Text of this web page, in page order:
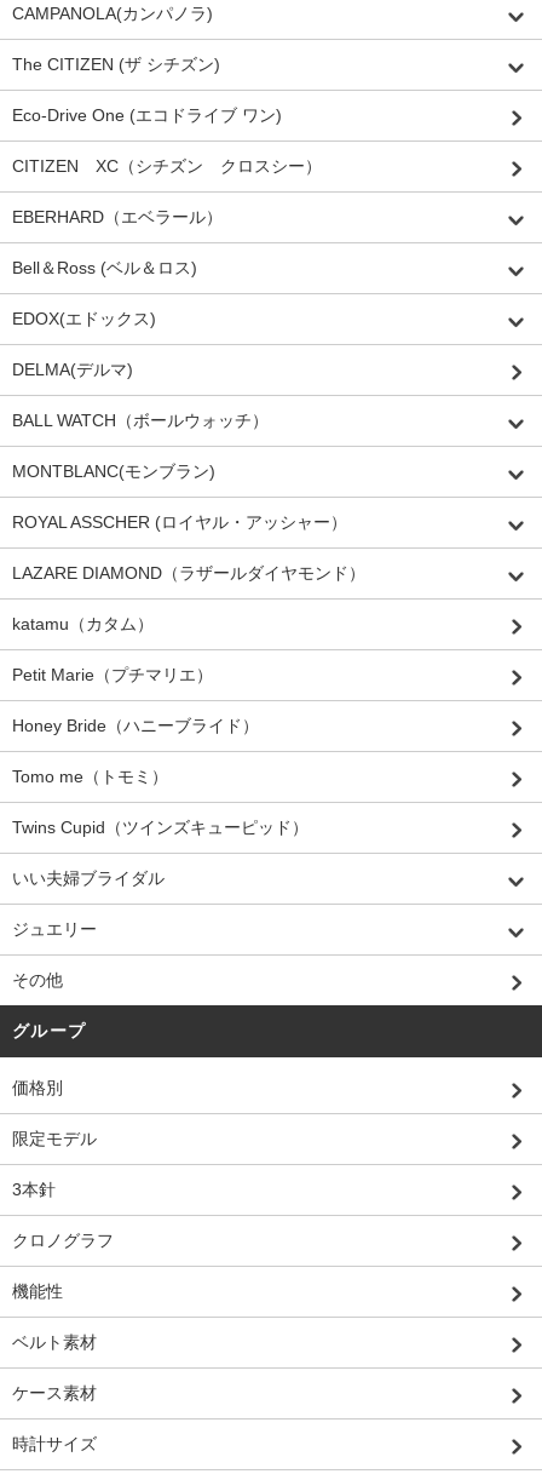
CAMPANOLA(カンパノラ)
The CITIZEN (ザ シチズン)
Eco-Drive One (エコドライブ ワン)
CITIZEN XC（シチズン クロスシー）
EBERHARD（エベラール）
Bell＆Ross (ベル＆ロス)
EDOX(エドックス)
DELMA(デルマ)
BALL WATCH（ボールウォッチ）
MONTBLANC(モンブラン)
ROYAL ASSCHER (ロイヤル・アッシャー）
LAZARE DIAMOND（ラザールダイヤモンド）
katamu（カタム）
Petit Marie（プチマリエ）
Honey Bride（ハニーブライド）
Tomo me（トモミ）
Twins Cupid（ツインズキューピッド）
いい夫婦ブライダル
ジュエリー
その他
グループ
価格別
限定モデル
3本針
クロノグラフ
機能性
ベルト素材
ケース素材
時計サイズ